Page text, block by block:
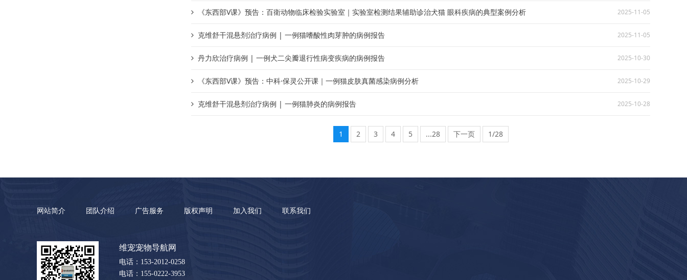
《东西部V课》预告：百衛动物临床检验实验室｜实验室检测结果辅助诊治犬猫 眼科疾病的典型案例分析 2025-11-05
克维舒干混悬剂治疗病例 | 一例猫嗜酸性肉芽肿的病例报告 2025-11-05
丹力欣治疗病例 | 一例犬二尖瓣退行性病变疾病的病例报告 2025-10-30
《东西部V课》预告：中科·保灵公开课｜一例猫皮肤真菌感染病例分析 2025-10-29
克维舒干混悬剂治疗病例 | 一例猫肺炎的病例报告 2025-10-28
1 2 3 4 5 ...28 下一页 1/28
网站简介 团队介绍 广告服务 版权声明 加入我们 联系我们
维宠宠物导航网
电话：153-2012-0258
电话：155-0222-3953